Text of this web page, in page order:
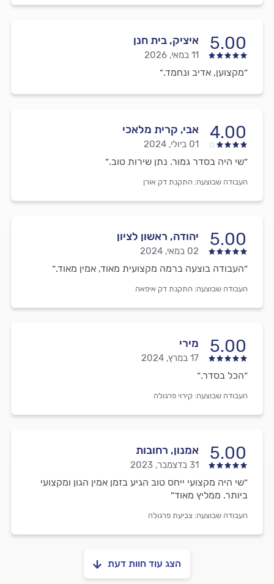
5.00 איציק, בית חנן
11 במאי, 2026
״מקצוען, אדיב ונחמד.״
4.00 אבי, קרית מלאכי
01 ביולי, 2024
״שי היה בסדר גמור. נתן שירות טוב.״
העבודה שבוצעה: התקנת דק אורן
5.00 יהודה, ראשון לציון
02 במאי, 2024
״העבודה בוצעה ברמה מקצועית מאוד, אמין מאוד.״
העבודה שבוצעה: התקנת דק איפאה
5.00 מירי
17 במרץ, 2024
״הכל בסדר.״
העבודה שבוצעה: קירוי פרגולה
5.00 אמנון, רחובות
31 בדצמבר, 2023
״שי היה מקצועי ייחס טוב הגיע בזמן אמין הגון ומקצועי
ביותר. ממליץ מאוד״
העבודה שבוצעה: צביעת פרגולה
הצג עוד חוות דעת